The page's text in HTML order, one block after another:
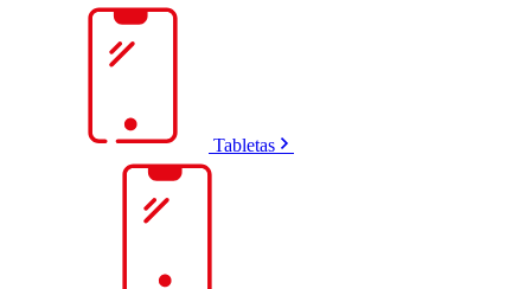
Tabletas